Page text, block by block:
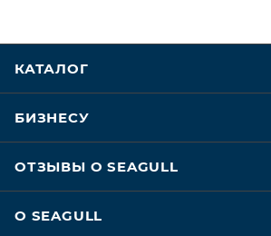
КАТАЛОГ
БИЗНЕСУ
ОТЗЫВЫ О SEAGULL
О SEAGULL